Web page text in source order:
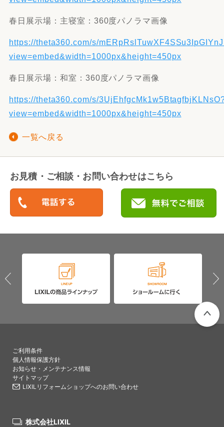
春日展示場：主寝室：360度パノラマ画像
https://theta360.com/s/
view=embed&width=1000px&height=450px
春日展示場：和室：360度パノラマ画像
https://theta360.com/s/
view=embed&width=1000px&height=450px
一覧へ戻る
お見積・ご相談・お問い合わせはこちら
ご利用条件
個人情報保護方針
お知らせ・メンテナンス情報
サイトマップ
LIXILリフォームショップへのお問い合わせ
株式会社LIXIL